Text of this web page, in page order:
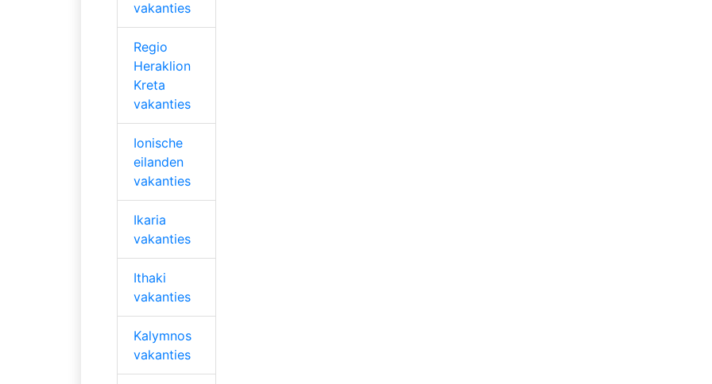
vakanties
Regio
Heraklion
Kreta
vakanties
Ionische
eilanden
vakanties
Ikaria
vakanties
Ithaki
vakanties
Kalymnos
vakanties